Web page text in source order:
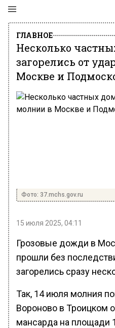
ГЛАВНОЕ
Несколько
загорелись от
Москве и
Фото: 37.mchs.gov.ru
15 июля 2025, 04:11
Грозовые дожди в
прошли без
загорелись сразу
Так, 14 июля молния
Вороново в Троицком
мансарда на площади